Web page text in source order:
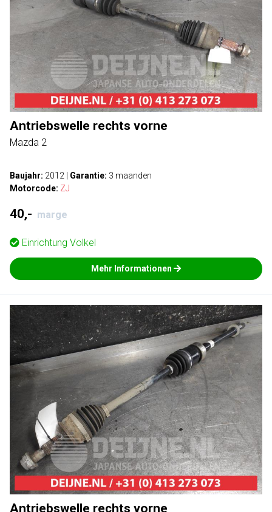
Antriebswelle rechts vorne
Mazda 2
Baujahr: 2012 Garantie: 3 maanden
Motorcode: ZJ
40,- marge
Einrichtung Volkel
Mehr Informationen
Antriebswelle rechts vorne